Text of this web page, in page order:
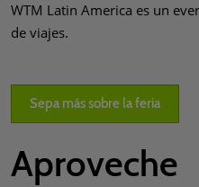
WTM Latin America es un
de viajes.
Sepa más sobre la feria
Aproveche